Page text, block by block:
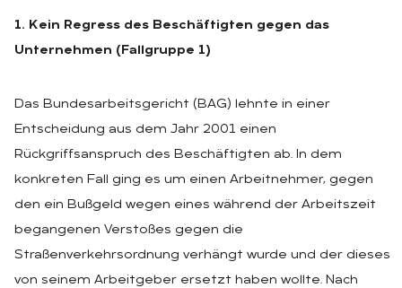
1. Kein Regress des Beschäftigten gegen das
Unternehmen (Fallgruppe 1)
Das Bundesarbeitsgericht (BAG) lehnte in einer
Entscheidung aus dem Jahr 2001 einen
Rückgriffsanspruch des Beschäftigten ab. In dem
konkreten Fall ging es um einen Arbeitnehmer, gegen
den ein Bußgeld wegen eines während der Arbeitszeit
begangenen Verstoßes gegen die
Straßenverkehrsordnung verhängt wurde und der dieses
von seinem Arbeitgeber ersetzt haben wollte. Nach